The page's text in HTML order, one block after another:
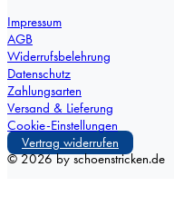
Impressum
AGB
Widerrufsbelehrung
Datenschutz
Zahlungsarten
Versand & Lieferung
Cookie-Einstellungen
Vertrag widerrufen
© 2026 by schoenstricken.de